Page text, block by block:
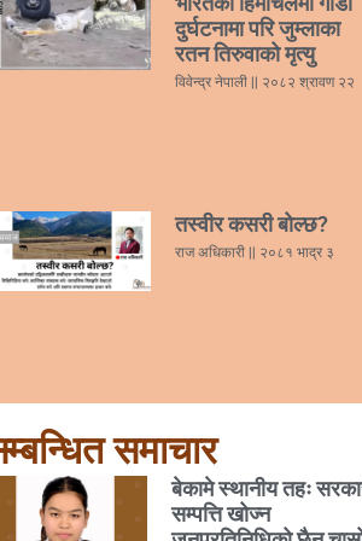
दुर्घटनामा परि जुम्लाका
रतन तिरुवाको मृत्यु
विवेन्द्र नेपाली २०८२ श्रावण २२
तस्वीर कसरी बोल्छ?
राज अधिकारी २०८१ भाद्र ३
समाचार
बेकामे स्थानीय तहः
सम्पत्ति खोज्न